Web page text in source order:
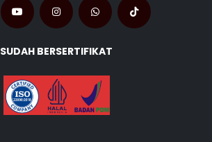
SUDAH BERSERTIFIKAT